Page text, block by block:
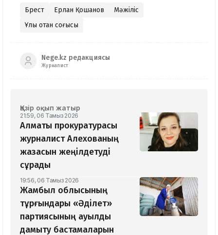
Брест Ерлан Қошанов
Мәжіліс
Ұлы отан соғысы
Nege.kz редакциясы
Журналист
Қазір оқып жатыр
21:59, 06 Тамыз 2026
Алматы прокуратурасы
журналист Алехованың
жазасын жеңілдетуді
сұрады
19:56, 06 Тамыз 2026
Жамбыл облысының
тұрғындары «Әділет»
партиясының ауылды
дамыту бастамаларын